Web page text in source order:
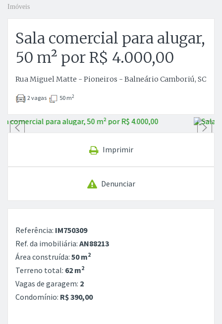
Imóveis
Sala comercial para alugar,
50 m² por R$ 4.000,00
Rua Miguel Matte - Pioneiros - Balneário Camboriú, SC
2 vagas 50 m2
Anterior
Imprimir
Denunciar
Referência: IM750309
Ref. da imobiliária: AN88213
Área construída: 50 m2
Terreno total: 62 m2
Vagas de garagem: 2
Condomínio: R$ 390,00